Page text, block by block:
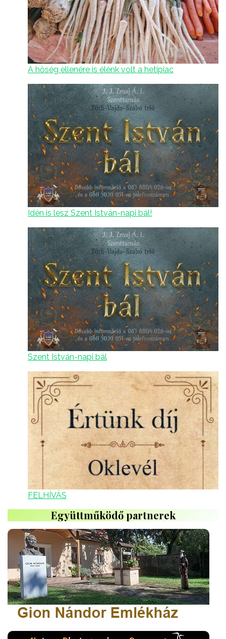
A hőség ellenére is élénk volt a hetipiac
Idén is lesz Szent István-napi bál!
Szent István-napi bál
FELHÍVÁS
Együttműködő partnerek